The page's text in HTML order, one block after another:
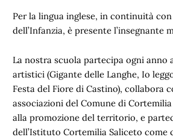
Per la lingua inglese, in continuità
dell’Infanzia, è presente l’insegnante
La nostra scuola partecipa ogni anno
artistici (Gigante delle Langhe, Io
Festa del Fiore di Castino), collabora
associazioni del Comune di
alla promozione del territorio, e
dell’Istituto Cortemilia Saliceto come